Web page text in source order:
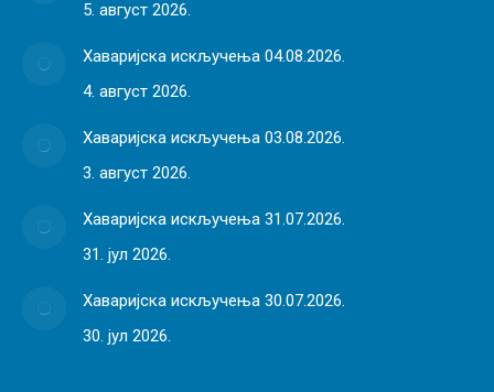
5. август 2026.
Хаваријска искључења 04.08.2026.
4. август 2026.
Хаваријска искључења 03.08.2026.
3. август 2026.
Хаваријска искључења 31.07.2026.
31. јул 2026.
Хаваријска искључења 30.07.2026.
30. јул 2026.